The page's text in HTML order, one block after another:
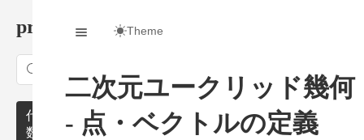
procon/
代
数
Theme
二次元ユークリッド幾何
- 点・ベクトルの定義